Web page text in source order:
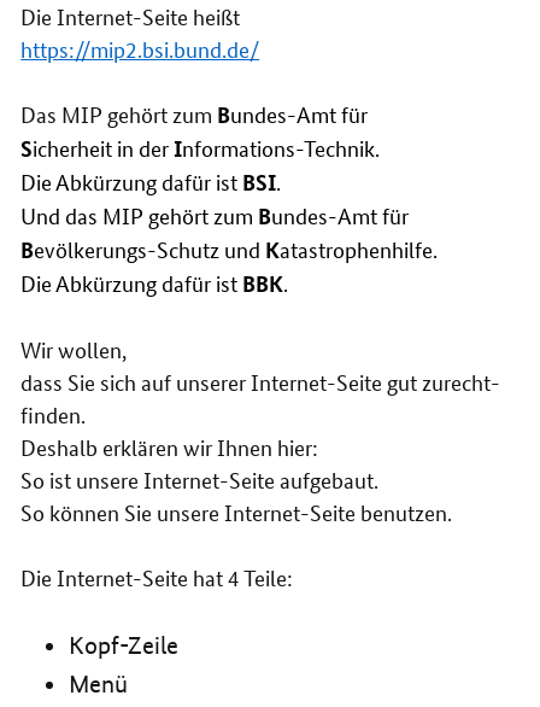
Die Internet-Seite heißt
https://mip2.bsi.bund.de/
Das MIP gehört zum Bundes-Amt für
Sicherheit in derInformations-Technik.
Die Abkürzung dafür ist BSI.
Und das MIP gehört zum Bundes-Amt für
Bevölkerungs-Schutz und Katastrophenhilfe.
Die Abkürzung dafür ist BBK.
Wir wollen,
dass Sie sich auf unserer Internet-Seite gut zurecht-
finden.
Deshalb erklären wir Ihnen hier:
So ist unsere Internet-Seite aufgebaut.
So können Sie unsere Internet-Seite benutzen.
Die Internet-Seite hat 4 Teile:
Kopf-Zeile
Menü